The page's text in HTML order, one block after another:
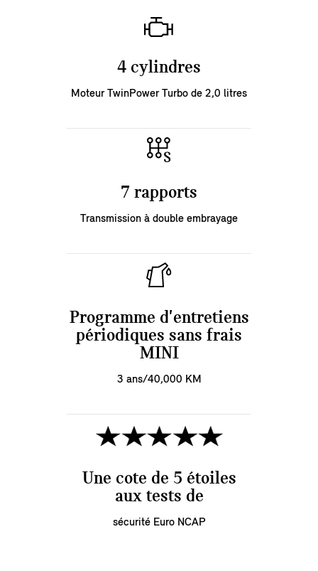
4 cylindres
Moteur TwinPower Turbo de 2,0 litres
7 rapports
Transmission à double embrayage
Programme d'entretiens
périodiques sans frais
MINI
3 ans/40,000 KM
Une cote de 5 étoiles
aux tests de
sécurité Euro NCAP